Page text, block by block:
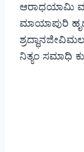
ಆರಾಧಯಾಮಿ
ಮಾಯಾಪುರಿ
ನಿತ್ಯಂ ಸಮಾಧಿ